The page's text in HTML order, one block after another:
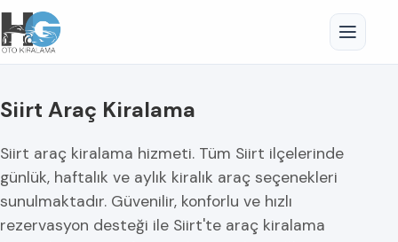
Siirt Araç Kiralama
Siirt araç kiralama hizmeti. Tüm Siirt ilçelerinde
günlük, haftalık ve aylık kiralık araç seçenekleri
sunulmaktadır. Güvenilir, konforlu ve hızlı
rezervasyon desteği ile Siirt'te araç kiralama